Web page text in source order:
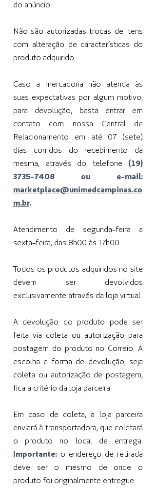
do anúncio.
Não são autorizadas trocas de itens
com alteração de características do
produto adquirido.
Caso a mercadoria não atenda às
suas expectativas por algum motivo,
para devolução, basta entrar em
contato com nossa Central de
Relacionamento em até 07 (sete)
dias corridos do recebimento da
mesma, através do telefone (19)
3735-7408 ou e-mail:
marketplace@unimedcampinas.co
m.br.
Atendimento de segunda-feira a
sexta-feira, das 8h00 às 17h00.
Todos os produtos adquiridos no site
devem ser devolvidos
exclusivamente através da loja virtual.
A devolução do produto pode ser
feita via coleta ou autorização para
postagem do produto no Correio. A
escolha e forma de devolução, seja
coleta ou autorização de postagem,
fica a critério da loja parceira.
Em caso de coleta, a loja parceira
enviará à transportadora, que coletará
o produto no local de entrega.
Importante: o endereço de retirada
deve ser o mesmo de onde o
produto foi originalmente entregue.